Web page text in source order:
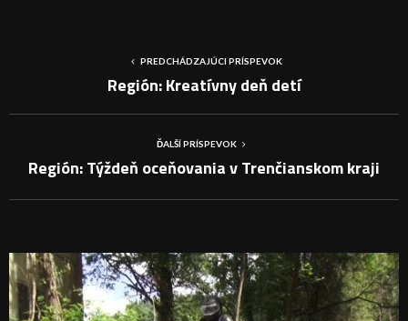
PREDCHÁDZAJÚCI PRÍSPEVOK
Región: Kreatívny deň detí
ĎALŠÍ PRÍSPEVOK
Región: Týždeň oceňovania v Trenčianskom kraji